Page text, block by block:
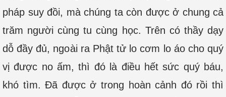
pháp suy đồi, mà chúng ta còn được ở chung cả
trăm người cùng tu cùng học. Trên có thầy dạy
dỗ đầy đủ, ngoài ra Phật tử lo cơm lo áo cho quý
vị được no ấm, thì đó là điều hết sức quý báu,
khó tìm. Đã được ở trong hoàn cảnh đó rồi thì